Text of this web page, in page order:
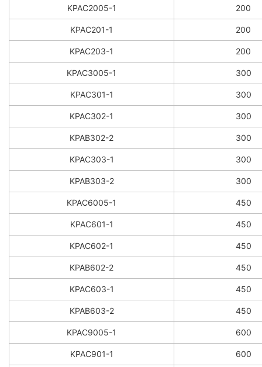
KPAC2005-1 200
KPAC201-1 200
KPAC203-1 200
KPAC3005-1 300
KPAC301-1 300
KPAC302-1 300
KPAB302-2 300
KPAC303-1 300
KPAB303-2 300
KPAC6005-1 450
KPAC601-1 450
KPAC602-1 450
KPAB602-2 450
KPAC603-1 450
KPAB603-2 450
KPAC9005-1 600
KPAC901-1 600